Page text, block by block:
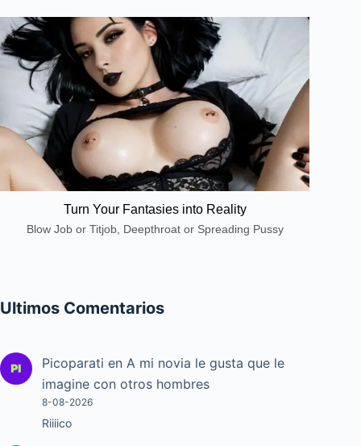
Turn Your Fantasies into Reality
Blow Job or Titjob, Deepthroat or Spreading Pussy
Ultimos Comentarios
Picoparati en A mi novia le gusta que le
imagine con otros hombres
8-08-2026
Riiiico